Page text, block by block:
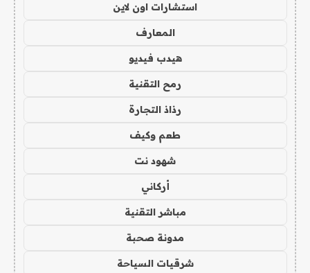
استشارات اون لاين
المعارف
هيدب فيديو
رمح التقنية
رذاذ التجارة
طعم وكيف
شهود نت
أركاني
مباشر التقنية
مدونة صحبة
شرقيات السياحة